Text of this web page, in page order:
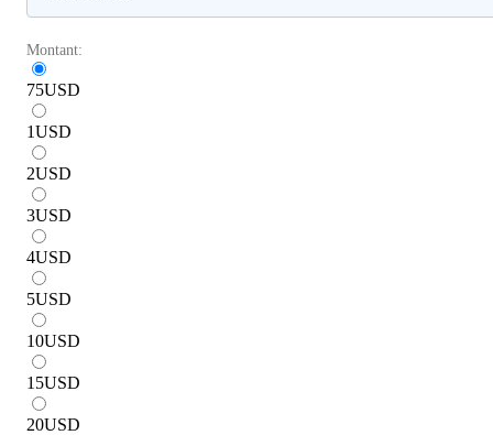
Montant:
75USD
1USD
2USD
3USD
4USD
5USD
10USD
15USD
20USD